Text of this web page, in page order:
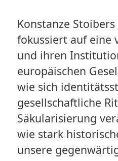
Konstanze
fokussiert auf eine
und ihren
europäischen
wie sich
gesellschaftliche
Säkularisierung
wie stark
unsere